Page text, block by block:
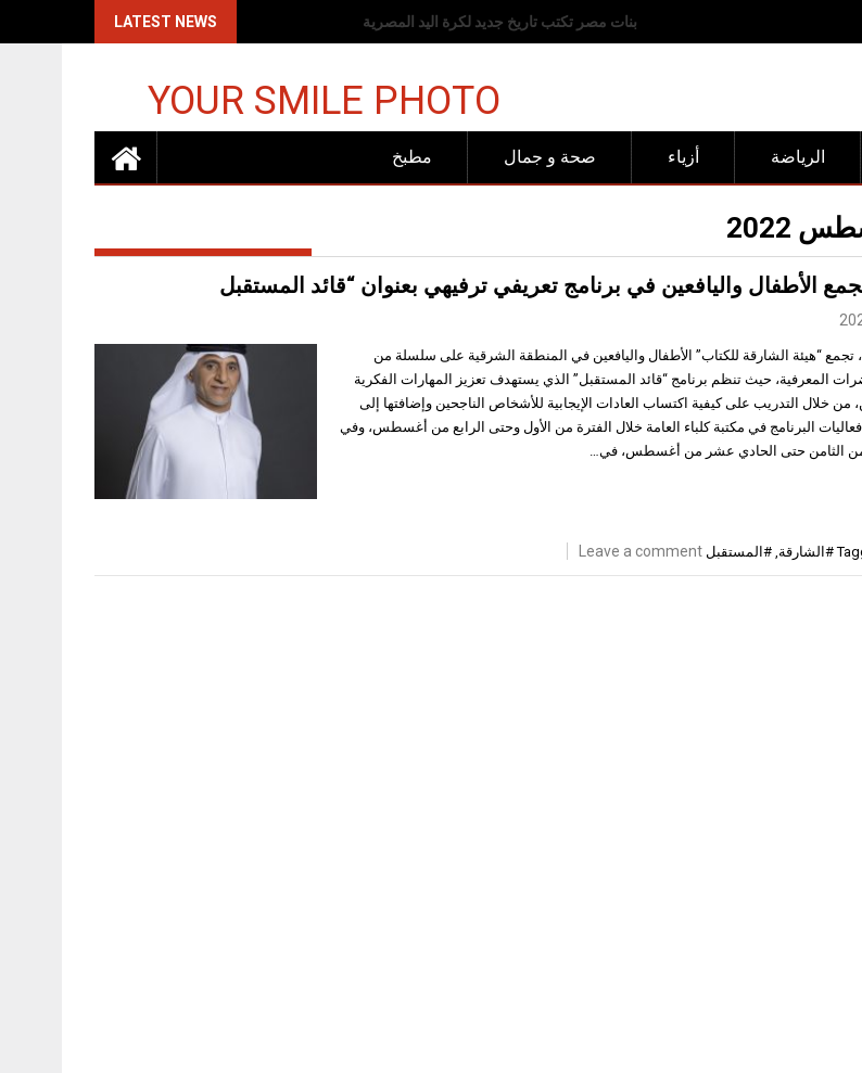
LATEST NEWS رفض عربي وإسلامي للانتهاكات الإسرائيلية
YOUR SMILE PHOTO
مطبخ صحة و جمال أزياء الرياضة
2022
الأطفال واليافعين في برنامج تعريفي ترفيهي بعنوان “قائد المستقبل
تجمع “هيئة الشارقة للكتاب” الأطفال واليافعين في المنطقة الشرقية على سلسلة من
المعرفية، حيث تنظم برنامج “قائد المستقبل” الذي يستهدف تعزيز المهارات الفكرية
من خلال التدريب على كيفية اكتساب العادات الإيجابية للأشخاص الناجحين وإضافتها إلى
البرنامج في مكتبة كلباء العامة خلال الفترة من الأول وحتى الرابع من أغسطس، وفي
من الثامن حتى الحادي عشر من أغسطس، في…
#الشارقة, #المستقبل Leave a comment